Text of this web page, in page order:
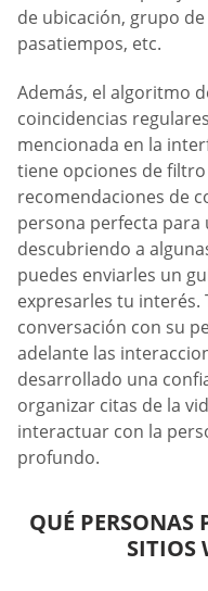
de ubicación, grupo
pasatiempos, etc.
Además, el algoritmo
coincidencias
mencionada en la
tiene opciones de
recomendaciones de
persona perfecta para
descubriendo a
puedes enviarles un
expresarles tu interés.
conversación con su
adelante las
desarrollado una
organizar citas de la
interactuar con la
profundo.
QUÉ PERSONAS
SITIOS